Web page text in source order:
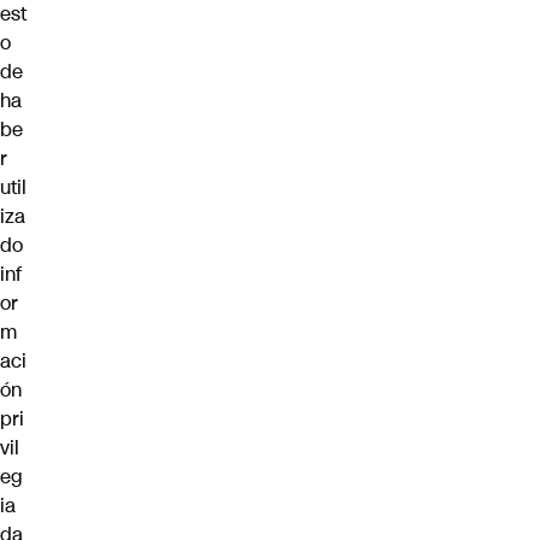
est
o
de
ha
be
r
util
iza
do
inf
or
m
aci
ón
pri
vil
eg
ia
da